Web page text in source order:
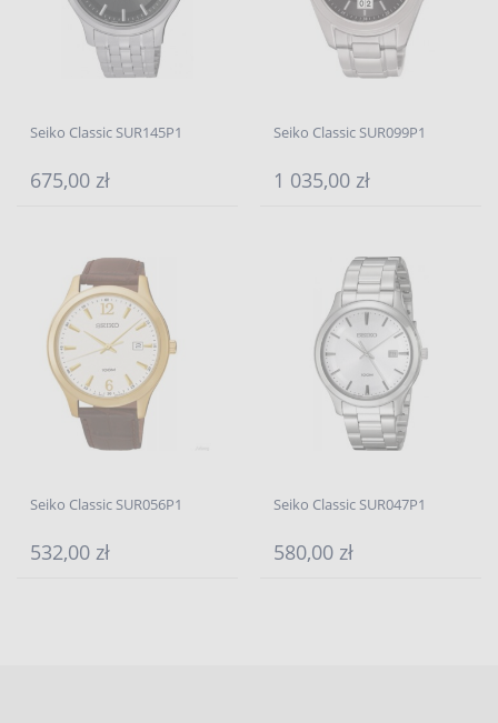
Seiko Classic SUR145P1
675,00 zł
Seiko Classic SUR099P1
1 035,00 zł
Seiko Classic SUR056P1
532,00 zł
Seiko Classic SUR047P1
580,00 zł